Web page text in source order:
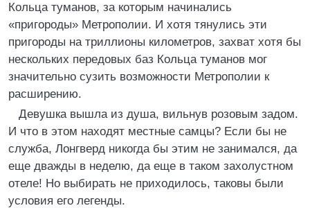
Кольца туманов, за которым начинались
«пригороды» Метрополии. И хотя тянулись эти
пригороды на триллионы километров, захват хотя бы
нескольких передовых баз Кольца туманов мог
значительно сузить возможности Метрополии к
расширению.
Девушка вышла из душа, вильнув розовым задом.
И что в этом находят местные самцы? Если бы не
служба, Лонгверд никогда бы этим не занимался, да
еще дважды в неделю, да еще в таком захолустном
отеле! Но выбирать не приходилось, таковы были
условия его легенды.